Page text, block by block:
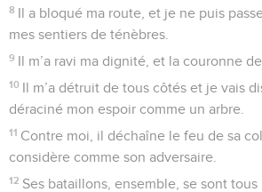
8 Il a bloqué ma route, et je ne puis
mes sentiers de ténèbres.
9 Il m’a ravi ma dignité, et la couronne
10 Il m’a détruit de tous côtés et je vais
déraciné mon espoir comme un arbre.
11 Contre moi, il déchaîne le feu de sa
considère comme son adversaire.
12 Ses bataillons, ensemble, se sont